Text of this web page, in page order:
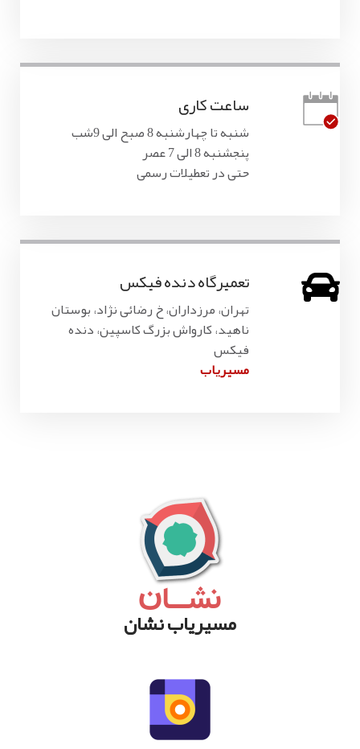
ساعت کاری
شنبه تا چهارشنبه 8 صبح الی 9شب
پنجشنبه 8 الی 7 عصر
حتی در تعطیلات رسمی
تعمیرگاه دنده فیکس
تهران، مرزداران، خ رضائی نژاد، بوستان
ناهید، کارواش بزرگ کاسپین، دنده
فیکس
مسیریاب
مسیریاب نشان